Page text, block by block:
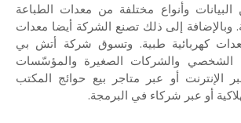
البيانات وأنواع مختلفة من معدات الطباعة
وبالإضافة إلى ذلك تصنع الشركة أيضا معدات
كهربائية طبية. وتسوق شركة أتش بي
الشخصي والشركات الصغيرة والمؤسّسات
الإنترنت أو عبر متاجر بيع حوائج المكتب
أو عبر شركاء في البرمجة.